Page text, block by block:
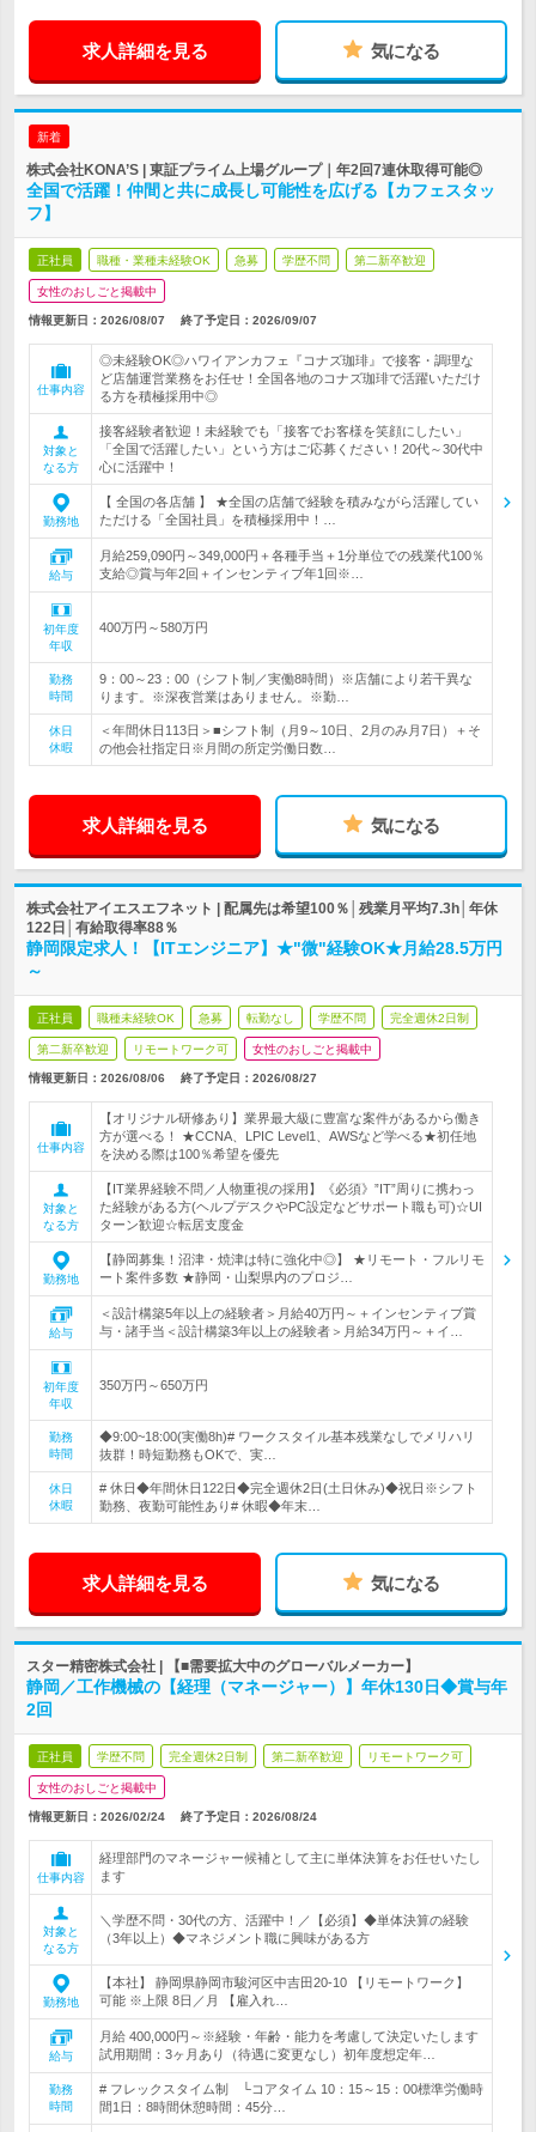
求人詳細を見る 気になる
新着
株式会社KONA’S | 東証プライム上場グループ｜年2回7連休取得可能◎
全国で活躍！仲間と共に成長し可能性を広げる【カフェスタッ
フ】
正社員 職種・業種未経験OK 急募 学歴不問 第二新卒歓迎
女性のおしごと掲載中
情報更新日：2026/08/07 終了予定日： 2026/09/07
仕事内容
◎未経験OK◎ハワイアンカフェ『コナズ珈琲』で接客・調理な
ど店舗運営業務をお任せ！全国各地のコナズ珈琲で活躍いただけ
る方を積極採用中◎
対象と
なる方
接客経験者歓迎！未経験でも「接客でお客様を笑顔にしたい」
「全国で活躍したい」という方はご応募ください！20代～30代中
心に活躍中！
勤務地
【 全国の各店舗 】 ★全国の店舗で経験を積みながら活躍してい
ただける「全国社員」を積極採用中！…
給与
月給259,090円～349,000円＋各種手当＋1分単位での残業代100％
支給◎賞与年2回＋インセンティブ年1回※…
初年度
年収
400万円～580万円
勤務
時間
9：00～23：00（シフト制／実働8時間）※店舗により若干異な
ります。※深夜営業はありません。※勤…
休日
休暇
＜年間休日113日＞■シフト制（月9～10日、2月のみ月7日）＋そ
の他会社指定日※月間の所定労働日数…
求人詳細を見る 気になる
株式会社アイエスエフネット | 配属先は希望100％│残業月平均7.3h│年休
122日│有給取得率88％
静岡限定求人！【ITエンジニア】★"微"経験OK★月給28.5万円
～
正社員 職種未経験OK 急募 転勤なし 学歴不問 完全週休2日制
第二新卒歓迎 リモートワーク可 女性のおしごと掲載中
情報更新日：2026/08/06 終了予定日： 2026/08/27
仕事内容
【オリジナル研修あり】業界最大級に豊富な案件があるから働き
方が選べる！ ★CCNA、LPIC Level1、AWSなど学べる★初任地
を決める際は100％希望を優先
対象と
なる方
【IT業界経験不問／人物重視の採用】《必須》”IT”周りに携わっ
た経験がある方(ヘルプデスクやPC設定などサポート職も可)☆UI
ターン歓迎☆転居支度金
勤務地
【静岡募集！沼津・焼津は特に強化中◎】 ★リモート・フルリモ
ート案件多数 ★静岡・山梨県内のプロジ…
給与
＜設計構築5年以上の経験者＞月給40万円～＋インセンティブ賞
与・諸手当＜設計構築3年以上の経験者＞月給34万円～＋イ…
初年度
年収
350万円～650万円
勤務
時間
◆9:00~18:00(実働8h)# ワークスタイル基本残業なしでメリハリ
抜群！時短勤務もOKで、実…
休日
休暇
# 休日◆年間休日122日◆完全週休2日(土日休み)◆祝日※シフト
勤務、夜勤可能性あり# 休暇◆年末…
求人詳細を見る 気になる
スター精密株式会社 | 【■需要拡大中のグローバルメーカー】
静岡／工作機械の【経理（マネージャー）】年休130日◆賞与年
2回
正社員 学歴不問 完全週休2日制 第二新卒歓迎 リモートワーク可
女性のおしごと掲載中
情報更新日：2026/02/24 終了予定日： 2026/08/24
仕事内容
経理部門のマネージャー候補として主に単体決算をお任せいたし
ます
対象と
なる方
＼学歴不問・30代の方、活躍中！／【必須】◆単体決算の経験
（3年以上）◆マネジメント職に興味がある方
勤務地
【本社】 静岡県静岡市駿河区中吉田20-10 【リモートワーク】
可能 ※上限 8日／月 【雇入れ…
給与
月給 400,000円～※経験・年齢・能力を考慮して決定いたします
試用期間：3ヶ月あり（待遇に変更なし）初年度想定年…
勤務
時間
# フレックスタイム制 └コアタイム 10：15～15：00標準労働時
間1日：8時間休憩時間：45分…